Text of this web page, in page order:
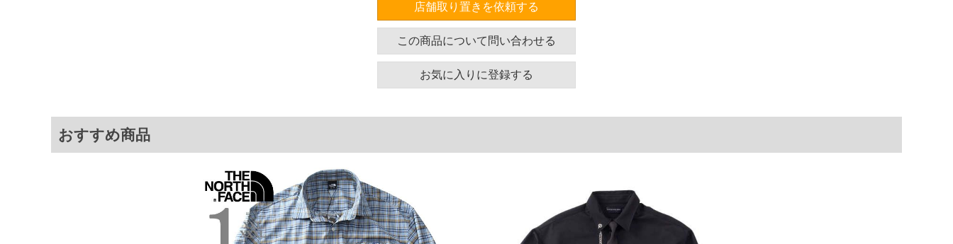
素材は、ソフトな風合いと美しい光沢感のあるツイルストレッチを採用。デザインは配色刺繍が
アクセントのシャツ。衿・カフスに刺繍(バラ)でトレンド感を表現しました。
胸囲 着丈
5L
62
※商品によって若干のサイズの誤差がございます。また、お客様がご使用の環境（コンピュータ画
面）によって、商品の色味が若干異なる場合がございます。予めご了承ください。
※上記サイズが実際の商品に付いているタグのサイズ表記と異なる場合があります。お取り扱い前に
店舗取り置きを依頼する
この商品について問い合わせる
お気に入りに登録する
おすすめ商品